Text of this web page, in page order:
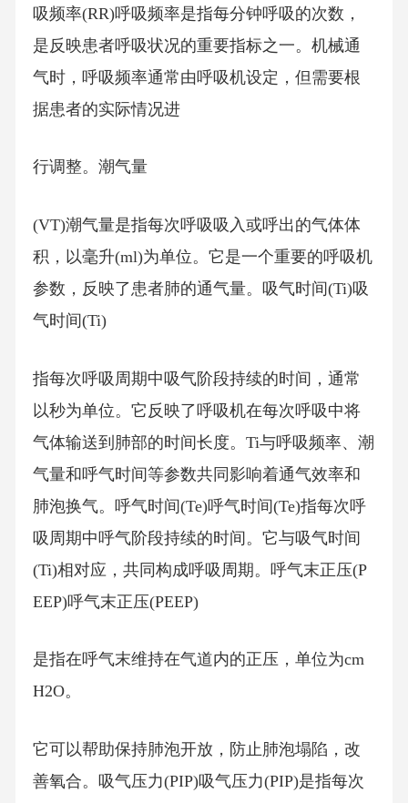
吸频率(RR)呼吸频率是指每分钟呼吸的次数，
是反映患者呼吸状况的重要指标之一。机械通
气时，呼吸频率通常由呼吸机设定，但需要根
据患者的实际情况进
行调整。潮气量
(VT)潮气量是指每次呼吸吸入或呼出的气体体
积，以毫升(ml)为单位。它是一个重要的呼吸机
参数，反映了患者肺的通气量。吸气时间(Ti)吸
气时间(Ti)
指每次呼吸周期中吸气阶段持续的时间，通常
以秒为单位。它反映了呼吸机在每次呼吸中将
气体输送到肺部的时间长度。Ti与呼吸频率、潮
气量和呼气时间等参数共同影响着通气效率和
肺泡换气。呼气时间(Te)呼气时间(Te)指每次呼
吸周期中呼气阶段持续的时间。它与吸气时间
(Ti)相对应，共同构成呼吸周期。呼气末正压(P
EEP)呼气末正压(PEEP)
是指在呼气末维持在气道内的正压，单位为cm
H2O。
它可以帮助保持肺泡开放，防止肺泡塌陷，改
善氧合。吸气压力(PIP)吸气压力(PIP)是指每次